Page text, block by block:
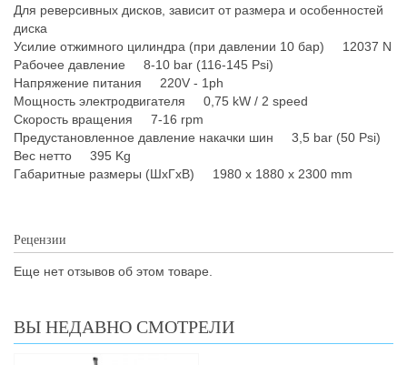
Для реверсивных дисков, зависит от размера и особенностей
диска
Усилие отжимного цилиндра (при давлении 10 бар) 12037 N
Рабочее давление 8-10 bar (116-145 Psi)
Напряжение питания 220V - 1ph
Мощность электродвигателя 0,75 kW / 2 speed
Скорость вращения 7-16 rpm
Предустановленное давление накачки шин 3,5 bar (50 Psi)
Вес нетто 395 Kg
Габаритные размеры (ШхГхВ) 1980 x 1880 x 2300 mm
Рецензии
Еще нет отзывов об этом товаре.
ВЫ НЕДАВНО СМОТРЕЛИ